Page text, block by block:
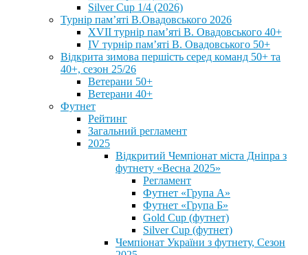
Silver Cup 1/4 (2026)
Турнір пам’яті В.Овадовського 2026
XVII турнір пам’яті В. Овадовського 40+
IV турнір пам’яті В. Овадовського 50+
Відкрита зимова першість серед команд 50+ та
40+, сезон 25/26
Ветерани 50+
Ветерани 40+
Футнет
Рейтинг
Загальний регламент
2025
Відкритий Чемпіонат міста Дніпра з
футнету «Весна 2025»
Регламент
Футнет «Група А»
Футнет «Група Б»
Gold Cup (футнет)
Silver Cup (футнет)
Чемпіонат України з футнету, Сезон